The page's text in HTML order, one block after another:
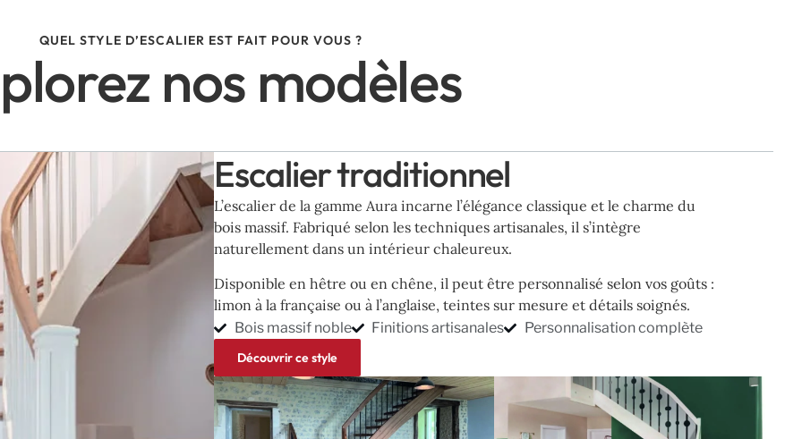
QUEL STYLE D’ESCALIER EST FAIT POUR VOUS ?
nos modèles
Escalier traditionnel
L’escalier de la gamme Aura incarne l’élégance classique et le charme du
bois massif. Fabriqué selon les techniques artisanales, il s’intègre
naturellement dans un intérieur chaleureux.
Disponible en hêtre ou en chêne, il peut être personnalisé selon vos goûts :
limon à la française ou à l’anglaise, teintes sur mesure et détails soignés.
Bois massif noble Finitions artisanales Personnalisation complète
Découvrir ce style